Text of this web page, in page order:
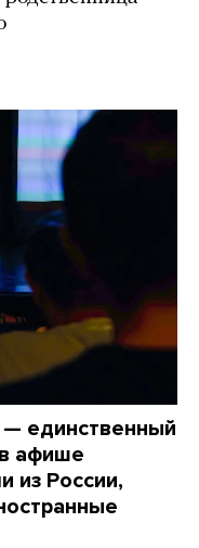
— единственный
афише
из России,